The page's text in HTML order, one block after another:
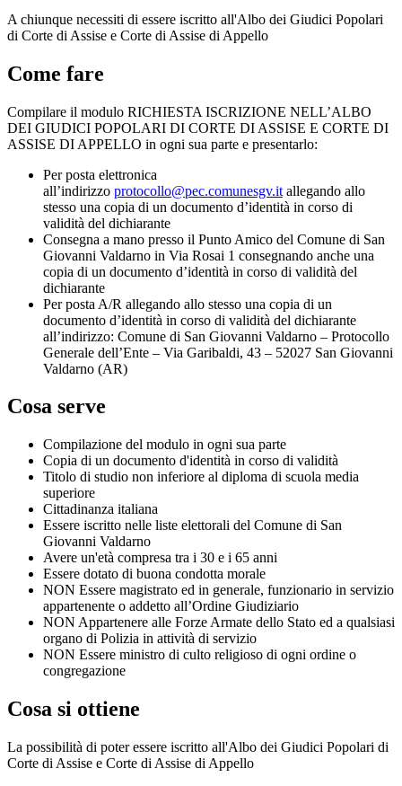
A chiunque necessiti di essere iscritto all'Albo dei Giudici Popolari
di Corte di Assise e Corte di Assise di Appello
Come fare
Compilare il modulo RICHIESTA ISCRIZIONE NELL’ALBO
DEI GIUDICI POPOLARI DI CORTE DI ASSISE E CORTE DI
ASSISE DI APPELLO in ogni sua parte e presentarlo:
Per posta elettronica
all’indirizzo protocollo@pec.comunesgv.it allegando allo
stesso una copia di un documento d’identità in corso di
validità del dichiarante
Consegna a mano presso il Punto Amico del Comune di San
Giovanni Valdarno in Via Rosai 1 consegnando anche una
copia di un documento d’identità in corso di validità del
dichiarante
Per posta A/R allegando allo stesso una copia di un
documento d’identità in corso di validità del dichiarante
all’indirizzo: Comune di San Giovanni Valdarno – Protocollo
Generale dell’Ente – Via Garibaldi, 43 – 52027 San Giovanni
Valdarno (AR)
Cosa serve
Compilazione del modulo in ogni sua parte
Copia di un documento d'identità in corso di validità
Titolo di studio non inferiore al diploma di scuola media
superiore
Cittadinanza italiana
Essere iscritto nelle liste elettorali del Comune di San
Giovanni Valdarno
Avere un'età compresa tra i 30 e i 65 anni
Essere dotato di buona condotta morale
NON Essere magistrato ed in generale, funzionario in servizio
appartenente o addetto all’Ordine Giudiziario
NON Appartenere alle Forze Armate dello Stato ed a qualsiasi
organo di Polizia in attività di servizio
NON Essere ministro di culto religioso di ogni ordine o
congregazione
Cosa si ottiene
La possibilità di poter essere iscritto all'Albo dei Giudici Popolari di
Corte di Assise e Corte di Assise di Appello